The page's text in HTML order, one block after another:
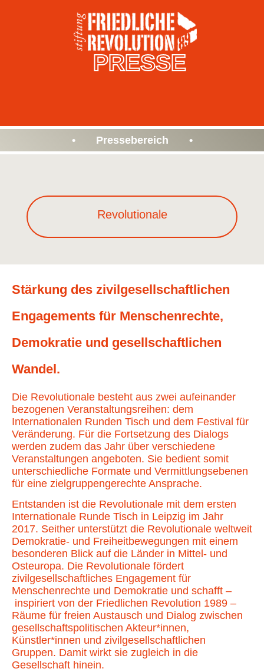
PRESSE
• Pressebereich •
Revolutionale
Stärkung des zivilgesellschaftlichen
Engagements für Menschenrechte,
Demokratie und gesellschaftlichen
Wandel.
Die Revolutionale besteht aus zwei aufeinander
bezogenen Veranstaltungsreihen: dem
Internationalen Runden Tisch und dem Festival für
Veränderung. Für die Fortsetzung des Dialogs
werden zudem das Jahr über verschiedene
Veranstaltungen angeboten. Sie bedient somit
unterschiedliche Formate und Vermittlungsebenen
für eine zielgruppengerechte Ansprache.
Entstanden ist die Revolutionale mit dem ersten
Internationale Runde Tisch in Leipzig im Jahr
2017. Seither unterstützt die Revolutionale weltweit
Demokratie- und Freiheitbewegungen mit einem
besonderen Blick auf die Länder in Mittel- und
Osteuropa. Die Revolutionale fördert
zivilgesellschaftliches Engagement für
Menschenrechte und Demokratie und schafft –
inspiriert von der Friedlichen Revolution 1989 –
Räume für freien Austausch und Dialog zwischen
gesellschaftspolitischen Akteur*innen,
Künstler*innen und zivilgesellschaftlichen
Gruppen. Damit wirkt sie zugleich in die
Gesellschaft hinein.